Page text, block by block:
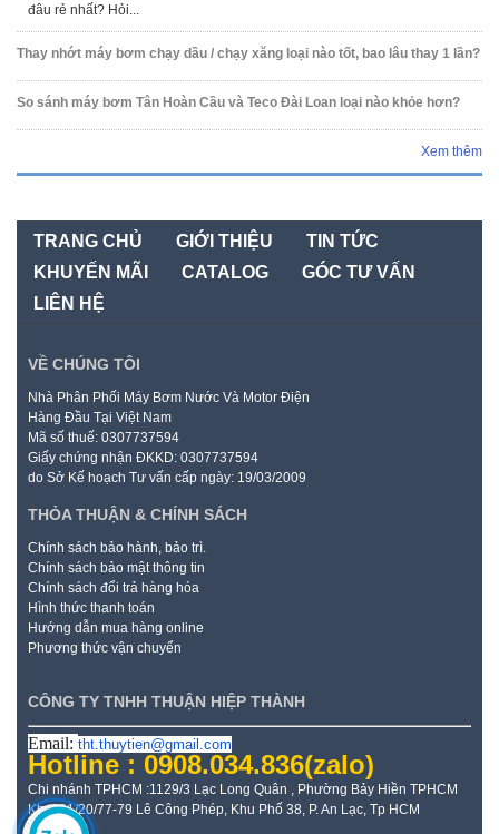
đâu rẻ nhất? Hỏi...
Thay nhớt máy bơm chạy dầu / chạy xăng loại nào tốt, bao lâu thay 1 lần?
So sánh máy bơm Tân Hoàn Cầu và Teco Đài Loan loại nào khỏe hơn?
Xem thêm
TRANG CHỦ GIỚI THIỆU
TIN TỨC
KHUYẾN MÃI
CATALOG
GÓC TƯ VẤN
LIÊN HỆ
VỀ CHÚNG TÔI
Nhà Phân Phối Máy Bơm Nước Và Motor Điện
Hàng Đầu Tại Việt Nam
Mã số thuế: 0307737594
Giấy chứng nhận ĐKKD: 0307737594
do Sở Kế hoạch Tư vấn cấp ngày: 19/03/2009
THỎA THUẬN & CHÍNH SÁCH
Chính sách bảo hành, bảo trì.
Chính sách bảo mật thông tin
Chính sách đổi trả hàng hóa
Hình thức thanh toán
Hướng dẫn mua hàng online
Phương thức vận chuyển
CÔNG TY TNHH THUẬN HIỆP THÀNH
Email: tht.thuytien@gmail.com
Hotline : 0908.034.836(zalo)
Chi nhánh TPHCM :1129/3 Lạc Long Quân , Phường Bảy Hiền TPHCM
Kho: 21/20/77-79 Lê Công Phép, Khu Phố 38, P. An Lạc, Tp HCM